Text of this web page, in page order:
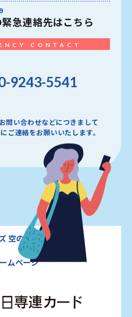
緊急連絡先はこちら
CONTACT
9243-5541
問い合わせなどにつきまして
ご連絡をお願いいたします。
空の時刻表
ムページ